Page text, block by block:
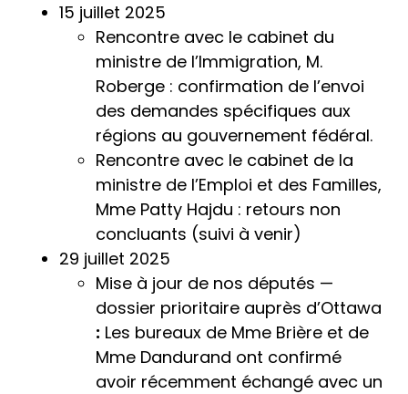
15 juillet 2025
Rencontre avec le cabinet du
ministre de l’Immigration, M.
Roberge : confirmation de l’envoi
des demandes spécifiques aux
régions au gouvernement fédéral.
Rencontre avec le cabinet de la
ministre de l’Emploi et des Familles,
Mme Patty Hajdu : retours non
concluants (suivi à venir)
29 juillet 2025
Mise à jour de nos députés —
dossier prioritaire auprès d’Ottawa
: Les bureaux de Mme Brière et de
Mme Dandurand ont confirmé
avoir récemment échangé avec un